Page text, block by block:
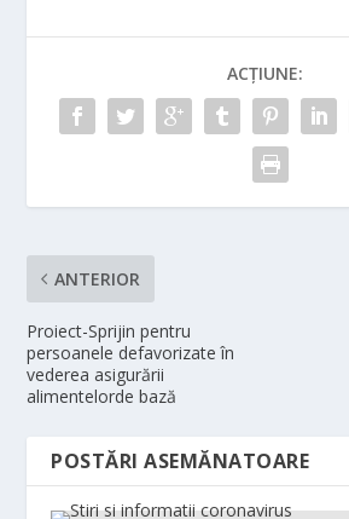
ACȚIUNE:
ANTERIOR
Proiect-Sprijin pentru
persoanele defavorizate în
vederea asigurării
alimentelorde bază
POSTĂRI ASEMĂNATOARE